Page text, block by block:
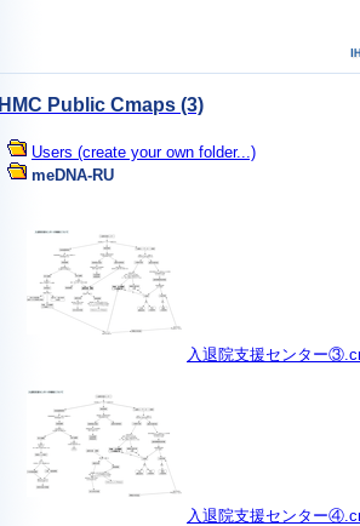
IHMC Public Cmaps (3)
Users (create your own folder...)
meDNA-RU
入退院支援センター
入退院支援センター